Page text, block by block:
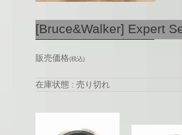
[Bruce&Walker] Expert
販売価格(税込)
在庫状態 : 売り切れ